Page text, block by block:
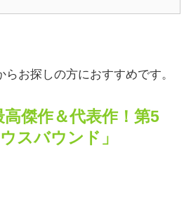
お探しの方におすすめです。
傑作＆代表作！第5
スバウンド」